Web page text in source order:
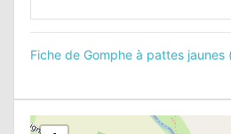
Fiche de Gomphe à pattes jaunes